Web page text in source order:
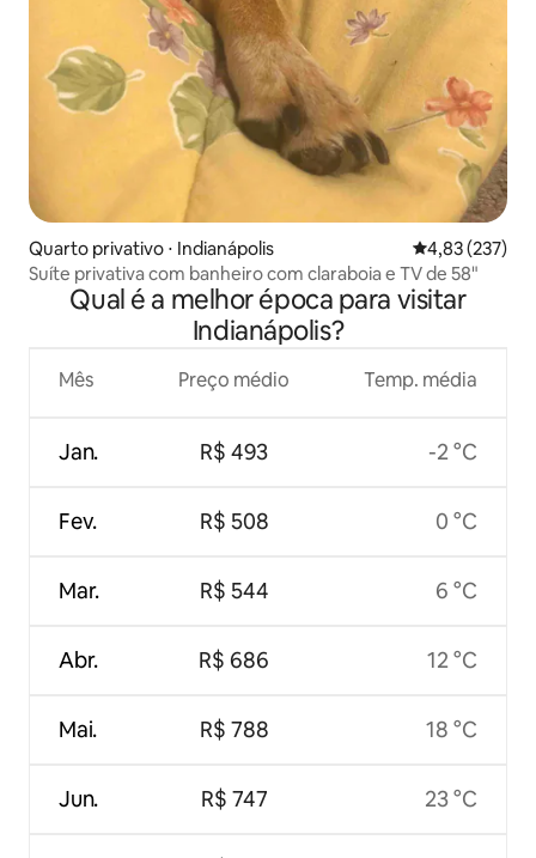
Quarto privativo ⋅ Indianápolis 4,83 de uma
4,83 (237)
Suíte privativa com banheiro com claraboia e TV de 58"
Qual é a melhor época para visitar
Indianápolis?
Mês
Jan.
Fev.
Mar.
Abr.
Mai.
Jun.
Preço médio
R$ 493
R$ 508
R$ 544
R$ 686
R$ 788
R$ 747
Temp. média
-2 °C
0 °C
6 °C
12 °C
18 °C
23 °C